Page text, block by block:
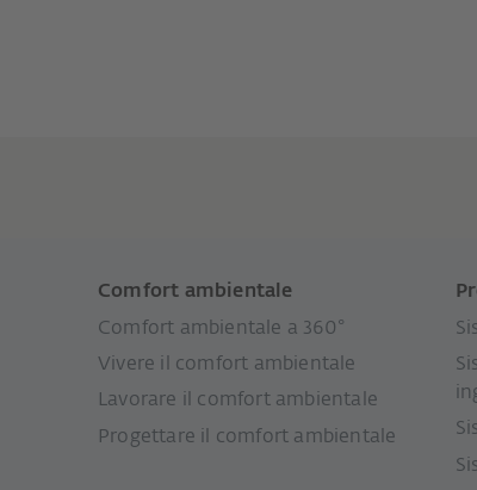
Comfort ambientale
Comfort ambientale a 360°
Vivere il comfort ambientale
Lavorare il comfort ambientale
Progettare il comfort ambientale